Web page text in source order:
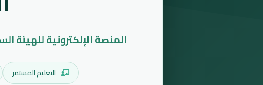
المنصة الإلكترونية للهيئة
التعليم المستمر